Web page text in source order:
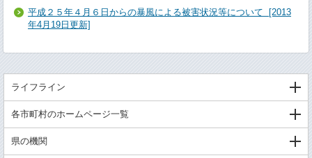
平成２５年４月６日からの暴風による被害状況等について [2013
年4月19日更新]
ライフライン
各市町村のホームページ一覧
県の機関